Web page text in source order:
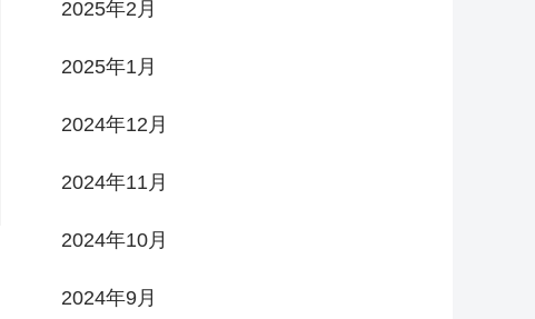
2025年2月
2025年1月
2024年12月
2024年11月
2024年10月
2024年9月